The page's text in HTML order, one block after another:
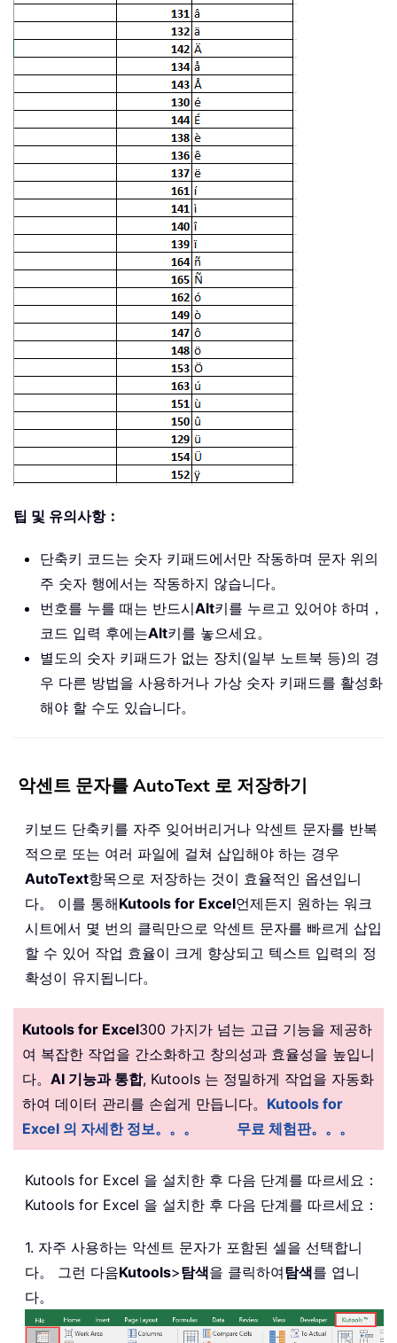
팁 및 유의사항：
단축키 코드는 숫자 키패드에서만 작동하며 문자 위의
주 숫자 행에서는 작동하지 않습니다。
번호를 누를 때는 반드시Alt키를 누르고 있어야 하며，
코드 입력 후에는Alt키를 놓으세요。
별도의 숫자 키패드가 없는 장치(일부 노트북 등)의 경
우 다른 방법을 사용하거나 가상 숫자 키패드를 활성화
해야 할 수도 있습니다。
악센트 문자를 AutoText 로 저장하기
키보드 단축키를 자주 잊어버리거나 악센트 문자를 반복
적으로 또는 여러 파일에 걸쳐 삽입해야 하는 경우
AutoText항목으로 저장하는 것이 효율적인 옵션입니
다。 이를 통해Kutools for Excel언제든지 원하는 워크
시트에서 몇 번의 클릭만으로 악센트 문자를 빠르게 삽입
할 수 있어 작업 효율이 크게 향상되고 텍스트 입력의 정
확성이 유지됩니다。
Kutools for Excel300 가지가 넘는 고급 기능을 제공하
여 복잡한 작업을 간소화하고 창의성과 효율성을 높입니
다。 AI 기능과 통합, Kutools 는 정밀하게 작업을 자동화
하여 데이터 관리를 손쉽게 만듭니다。 Kutools for
Excel 의 자세한 정보。。。
무료 체험판。。。
Kutools for Excel 을 설치한 후 다음 단계를 따르세요：
Kutools for Excel 을 설치한 후 다음 단계를 따르세요：
1. 자주 사용하는 악센트 문자가 포함된 셀을 선택합니
다。 그런 다음Kutools>탐색을 클릭하여탐색를 엽니
다。